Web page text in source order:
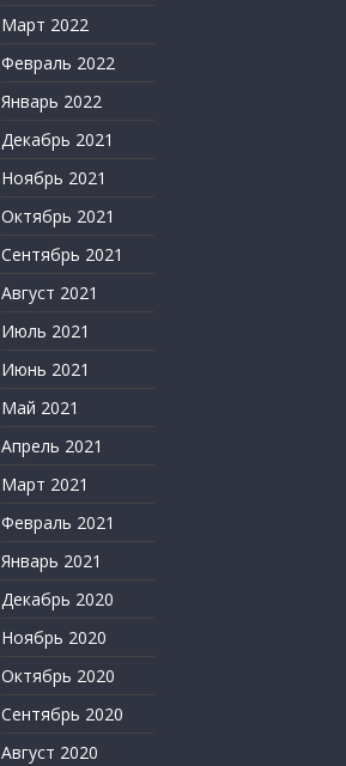
Март 2022
Февраль 2022
Январь 2022
Декабрь 2021
Ноябрь 2021
Октябрь 2021
Сентябрь 2021
Август 2021
Июль 2021
Июнь 2021
Май 2021
Апрель 2021
Март 2021
Февраль 2021
Январь 2021
Декабрь 2020
Ноябрь 2020
Октябрь 2020
Сентябрь 2020
Август 2020